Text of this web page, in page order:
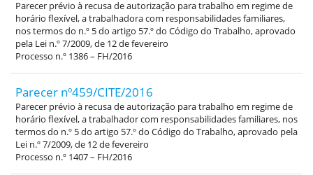
Parecer prévio à recusa de autorização para trabalho em regime de
horário flexível, a trabalhadora com responsabilidades familiares,
nos termos do n.º 5 do artigo 57.º do Código do Trabalho, aprovado
pela Lei n.º 7/2009, de 12 de fevereiro
Processo n.º 1386 – FH/2016
Parecer nº459/CITE/2016
Parecer prévio à recusa de autorização para trabalho em regime de
horário flexível, a trabalhador com responsabilidades familiares, nos
termos do n.º 5 do artigo 57.º do Código do Trabalho, aprovado pela
Lei n.º 7/2009, de 12 de fevereiro
Processo n.º 1407 – FH/2016